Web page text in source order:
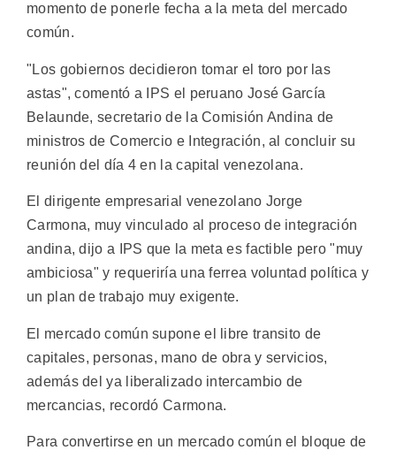
momento de ponerle fecha a la meta del mercado
común.
"Los gobiernos decidieron tomar el toro por las
astas", comentó a IPS el peruano José García
Belaunde, secretario de la Comisión Andina de
ministros de Comercio e Integración, al concluir su
reunión del día 4 en la capital venezolana.
El dirigente empresarial venezolano Jorge
Carmona, muy vinculado al proceso de integración
andina, dijo a IPS que la meta es factible pero "muy
ambiciosa" y requeriría una ferrea voluntad política y
un plan de trabajo muy exigente.
El mercado común supone el libre transito de
capitales, personas, mano de obra y servicios,
además del ya liberalizado intercambio de
mercancias, recordó Carmona.
Para convertirse en un mercado común el bloque de